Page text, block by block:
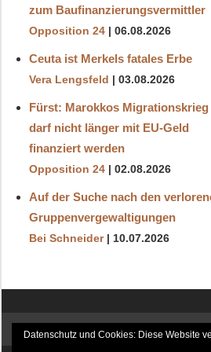
zum Baufinanzierungsvermittler
Opposition 24 06.08.2026
Ceuta ist Merkels fatales Erbe
Vera Lengsfeld 03.08.2026
Fürst: Marokkos Migrationskrieg
darf nicht länger mit EU-Geld
finanziert werden
Opposition 24 02.08.2026
Auf der Suche nach den
Gruppenvergewaltigungen
Bei Schneider 10.07.2026
Datenschutz und Cookies: Diese Website
8. August 2026 / 15:56